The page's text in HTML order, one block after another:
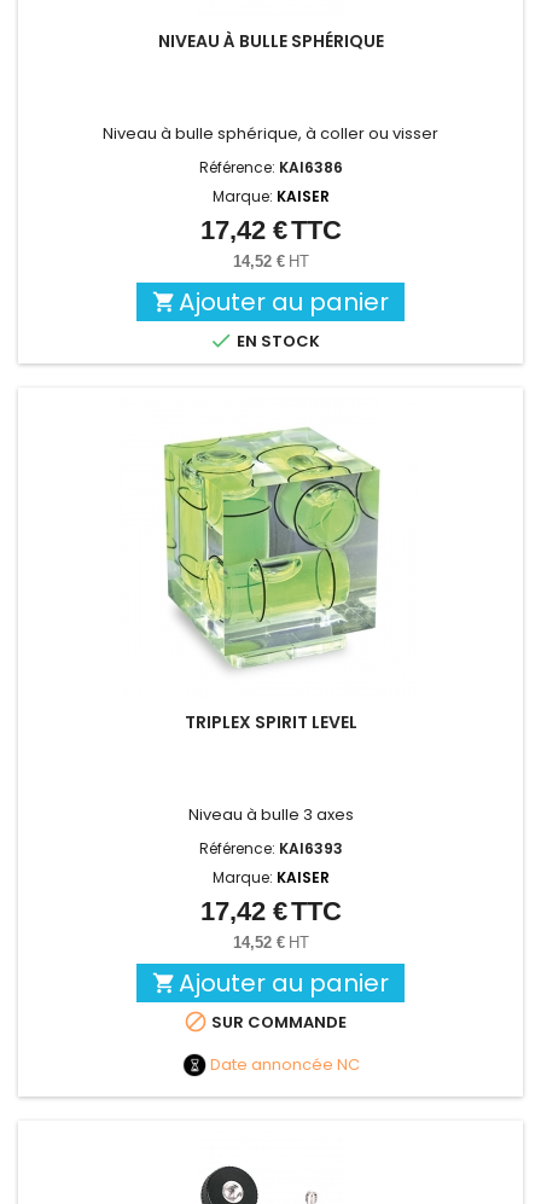
NIVEAU À BULLE SPHÉRIQUE
Niveau à bulle sphérique, à coller ou visser
Référence: KAI6386
Marque: KAISER
Prix
17,42 €TTC
14,52 € HT
 Ajouter au panier
 EN STOCK
TRIPLEX SPIRIT LEVEL
Niveau à bulle 3 axes
Référence: KAI6393
Marque: KAISER
Prix
17,42 €TTC
14,52 € HT
 Ajouter au panier
 SUR COMMANDE
Date annoncée NC